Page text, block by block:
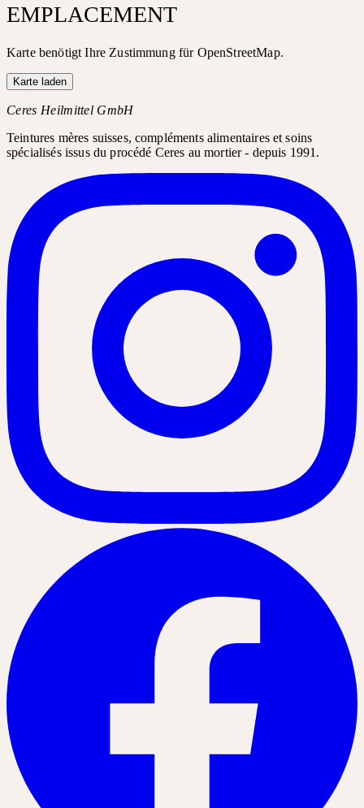
EMPLACEMENT
Karte benötigt Ihre Zustimmung für OpenStreetMap.
Karte laden
Ceres Heilmittel GmbH
Teintures mères suisses, compléments alimentaires et soins
spécialisés issus du procédé Ceres au mortier - depuis 1991.